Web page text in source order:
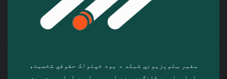
سفیر ټلوېزیوني شبکه د‎ یوه خپلواک حقوقي شخصیت،